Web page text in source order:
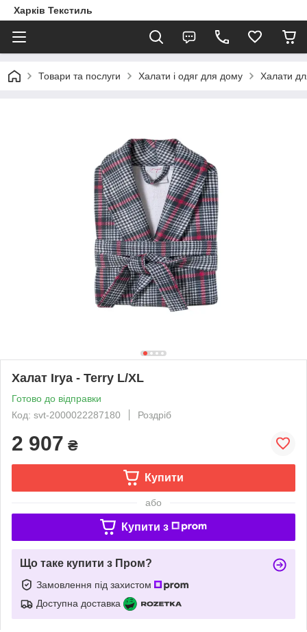
Харків Текстиль
Товари та послуги Халати і одяг для дому Халати
Халат Irya - Terry L/XL
Готово до відправки
Код: svt-2000022287180
Роздріб
2 907 ₴
Купити
або
Купити з
Що таке купити з Пром?
Замовлення під захистом
Доступна доставка